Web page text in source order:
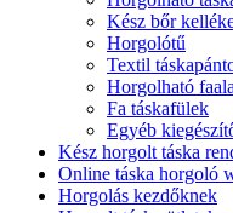
Kész bőr
Horgolótű
Textil
Horgolható
Fa táskafülek
Egyéb
Kész horgolt táska
Online táska horgoló
Horgolás kezdőknek